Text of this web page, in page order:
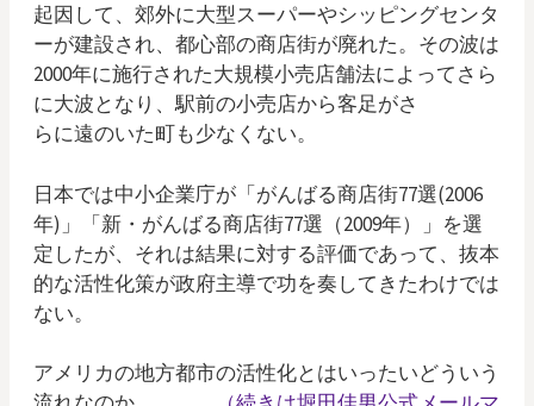
起因して、郊外に大型スーパーやシッピングセンタ
ーが建設され、都心部の商店街が廃れた。その波は
2000年に施行された大規模小売店舗法によってさら
に大波となり、駅前の小売店から客足がさ
らに遠のいた町も少なくない。
日本では中小企業庁が「がんばる商店街77選(2006
年)」「新・がんばる商店街77選（2009年）」を選
定したが、それは結果に対する評価であって、抜本
的な活性化策が政府主導で功を奏してきたわけでは
ない。
アメリカの地方都市の活性化とはいったいどういう